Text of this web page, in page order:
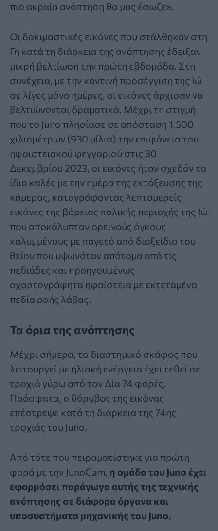
πιο ακραία ανόπτηση θα μας έσωζε».
Οι δοκιμαστικές εικόνες που στάλθηκαν στη
Γη κατά τη διάρκεια της ανόπτησης έδειξαν
μικρή βελτίωση την πρώτη εβδομάδα. Στη
συνέχεια, με την κοντινή προσέγγιση της Ιώ
σε λίγες μόνο ημέρες, οι εικόνες άρχισαν να
βελτιώνονται δραματικά. Μέχρι τη στιγμή
που το Juno πλησίασε σε απόσταση 1.500
χιλιομέτρων (930 μίλια) την επιφάνεια του
ηφαιστειακού φεγγαριού στις 30
Δεκεμβρίου 2023, οι εικόνες ήταν σχεδόν το
ίδιο καλές με την ημέρα της εκτόξευσης της
κάμερας, καταγράφοντας λεπτομερείς
εικόνες της βόρειας πολικής περιοχής της Ιώ
που αποκάλυπταν ορεινούς όγκους
καλυμμένους με παγετό από διοξείδιο του
θείου που υψωνόταν απότομα από τις
πεδιάδες και προηγουμένως
αχαρτογράφητα ηφαίστεια με εκτεταμένα
πεδία ροής λάβας.
Τα όρια της ανόπτησης
Μέχρι σήμερα, το διαστημικό σκάφος που
λειτουργεί με ηλιακή ενέργεια έχει τεθεί σε
τροχιά γύρω από τον Δία 74 φορές.
Πρόσφατα, ο θόρυβος της εικόνας
επέστρεψε κατά τη διάρκεια της 74ης
τροχιάς του Juno.
Από τότε που πειραματίστηκε για πρώτη
φορά με την JunoCam, η ομάδα του Juno έχει
εφαρμόσει παράγωγα αυτής της τεχνικής
ανόπτησης σε διάφορα όργανα και
υποσυστήματα μηχανικής του Juno.